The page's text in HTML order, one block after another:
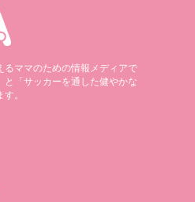
るママのための情報メディアで
「サッカーを通した健やかな
。